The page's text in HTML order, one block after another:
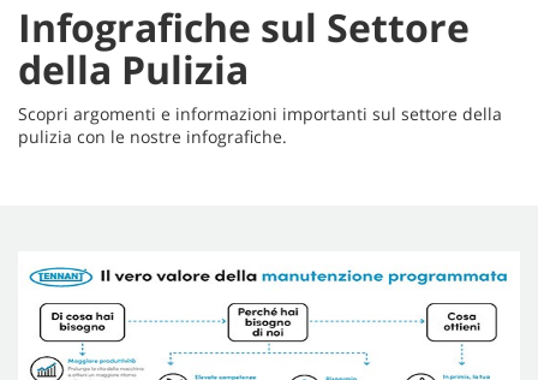
Infografiche sul Settore
della Pulizia
Scopri argomenti e informazioni importanti sul settore della
pulizia con le nostre infografiche.